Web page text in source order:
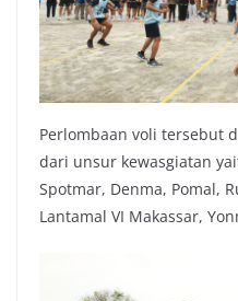
Perlombaan voli tersebut
dari unsur kewasgiatan
Spotmar, Denma, Pomal,
Lantamal VI Makassar,